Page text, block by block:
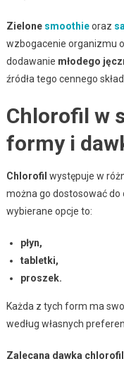
Zielone smoothieoraz
wzbogacenie organizmu
dodawanie młodego
źródła tego cennego
Chlorofil w
formy i
Chlorofil występuje w
można go dostosować do
wybierane opcje to:
płyn,
tabletki,
proszek.
Każda z tych form ma
według własnych
Zalecana dawka